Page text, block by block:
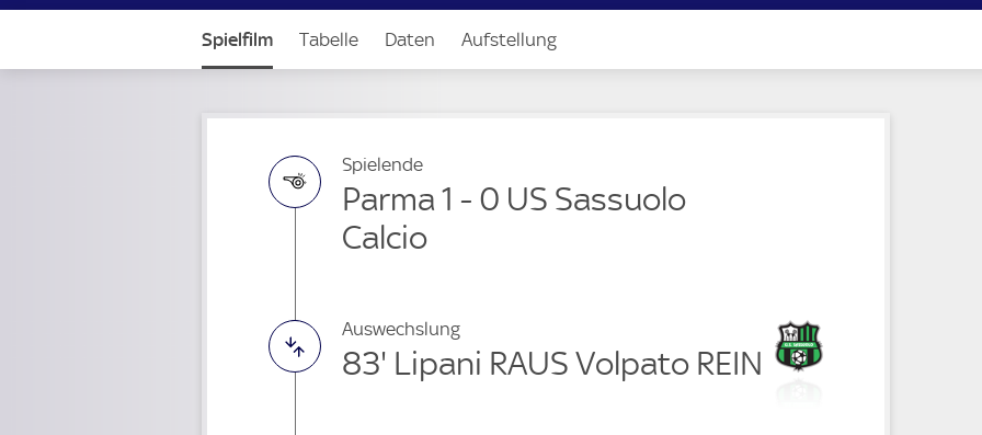
Spielfilm Tabelle Daten Aufstellung
Spielende
Parma 1 - 0 US Sassuolo
Calcio
Auswechslung
83' Lipani RAUS Volpato REIN